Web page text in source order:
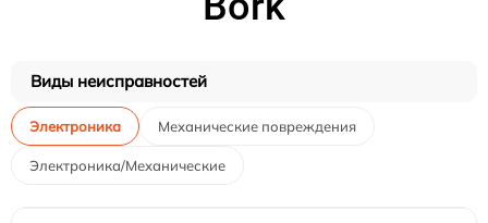
Виды неисправностей
Электроника Механические повреждения
Электроника/Механические